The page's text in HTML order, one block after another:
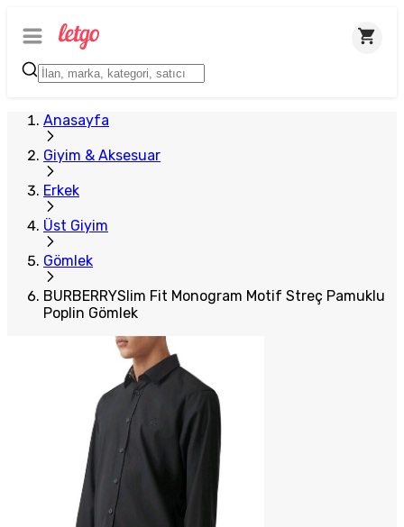
Anasayfa
Giyim & Aksesuar
Erkek
Üst Giyim
Gömlek
BURBERRYSlim Fit Monogram Motif Streç Pamuklu
Poplin Gömlek
Plus Satıcı